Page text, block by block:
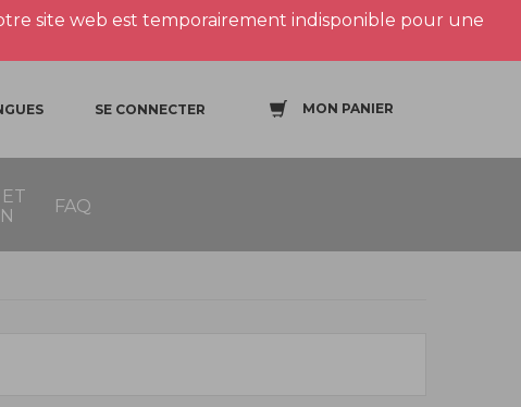
site web est temporairement indisponible pour une
SE CONNECTER MON PANIER
FAQ